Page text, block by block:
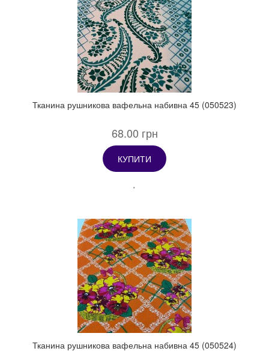
Тканина рушникова вафельна набивна 45 (050523)
68.00 грн
КУПИТИ
Тканина рушникова вафельна набивна 45 (050524)